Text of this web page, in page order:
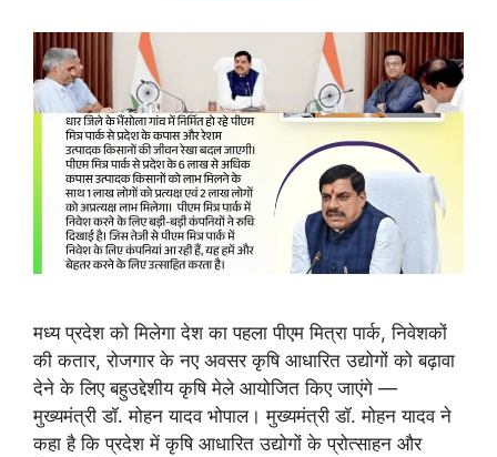
मध्य प्रदेश को मिलेगा देश का पहला पीएम मित्रा पार्क, निवेशकों
की कतार, रोजगार के नए अवसर कृषि आधारित उद्योगों को बढ़ावा
देने के लिए बहुउद्देशीय कृषि मेले आयोजित किए जाएंगे —
मुख्यमंत्री डॉ. मोहन यादव भोपाल। मुख्यमंत्री डॉ. मोहन यादव ने
कहा है कि प्रदेश में कृषि आधारित उद्योगों के प्रोत्साहन और